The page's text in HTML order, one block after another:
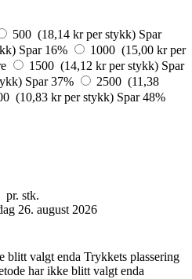
500 (18,14 kr per stykk) Spar
Spar 16%
1000 (15,00 kr per
1500 (14,12 kr per stykk) Spar
Spar 37%
2500 (11,38
(10,83 kr per stykk) Spar 48%
pr. stk.
26. august 2026
blitt valgt enda Trykkets plassering
har ikke blitt valgt enda